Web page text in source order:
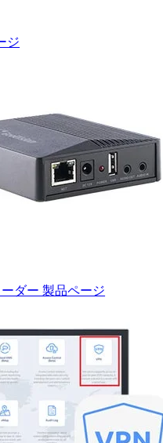
ジ
ダー 製品ページ